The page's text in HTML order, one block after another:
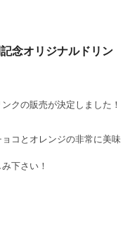
念オリジナルドリン
クの販売が決定しました！
コとオレンジの非常に美味
下さい！